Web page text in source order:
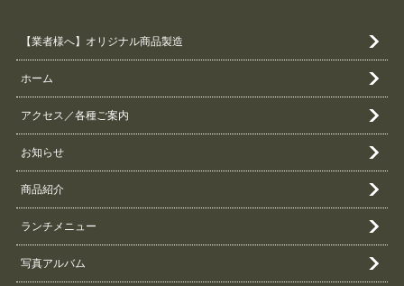
【業者様へ】オリジナル商品製造
ホーム
アクセス／各種ご案内
お知らせ
商品紹介
ランチメニュー
写真アルバム